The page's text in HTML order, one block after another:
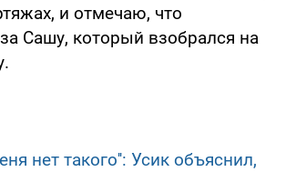
и отмечаю, что
Сашу, который взобрался на
нет такого'': Усик объяснил,